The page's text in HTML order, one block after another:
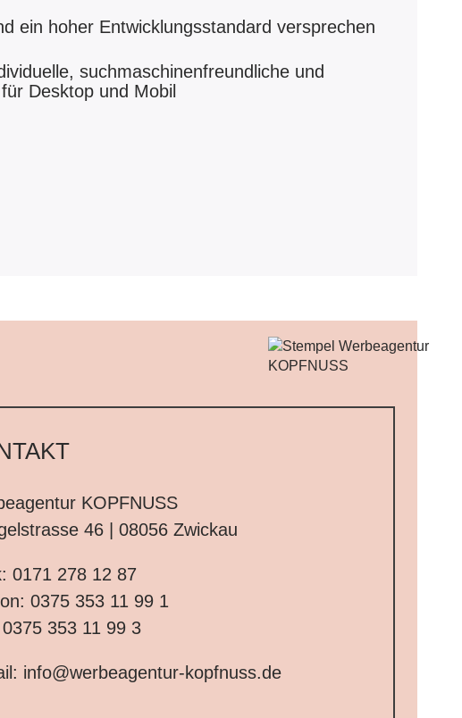
ein hoher Entwicklungsstandard versprechen
suchmaschinenfreundliche und
Desktop und Mobil
KOPFNUSS
46 | 08056 Zwickau
0171 278 12 87
0375 353 11 99 1
353 11 99 3
info@werbeagentur-kopfnuss.de